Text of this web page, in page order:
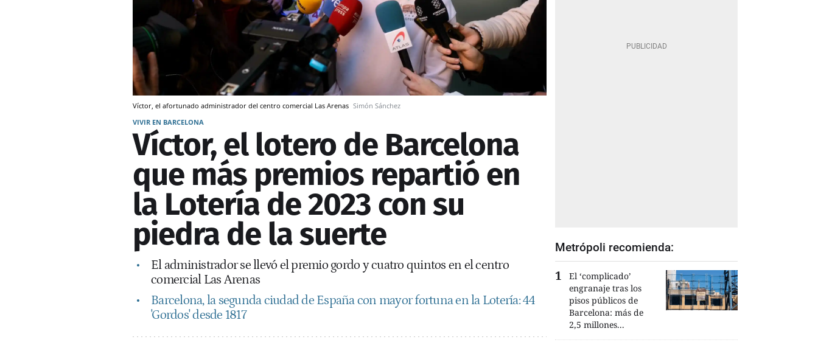
Víctor, el afortunado administrador del centro comercial Las Arenas Simón Sánchez
VIVIR EN BARCELONA
Víctor, el lotero de Barcelona
que más premios repartió en
la Lotería de 2023 con su
piedra de la suerte
El administrador se llevó el premio gordo y cuatro quintos en el centro
comercial Las Arenas
Barcelona, la segunda ciudad de España con mayor fortuna en la Lotería: 44
'Gordos' desde 1817
Metrópoli recomienda:
El ‘complicado’
engranaje tras los
pisos públicos de
Barcelona: más de
2,5 millones...